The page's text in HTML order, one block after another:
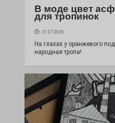
В моде цвет
для тропинок
31.07.2026
На глазах у оранжевого
народная тропа!